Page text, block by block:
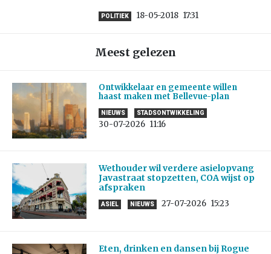
POLITIEK 18-05-2018 17:31
Meest gelezen
Ontwikkelaar en gemeente willen
haast maken met Bellevue-plan
NIEUWS STADSONTWIKKELING
30-07-2026 11:16
Wethouder wil verdere asielopvang
Javastraat stopzetten, COA wijst op
afspraken
ASIEL NIEUWS 27-07-2026 15:23
Eten, drinken en dansen bij Rogue